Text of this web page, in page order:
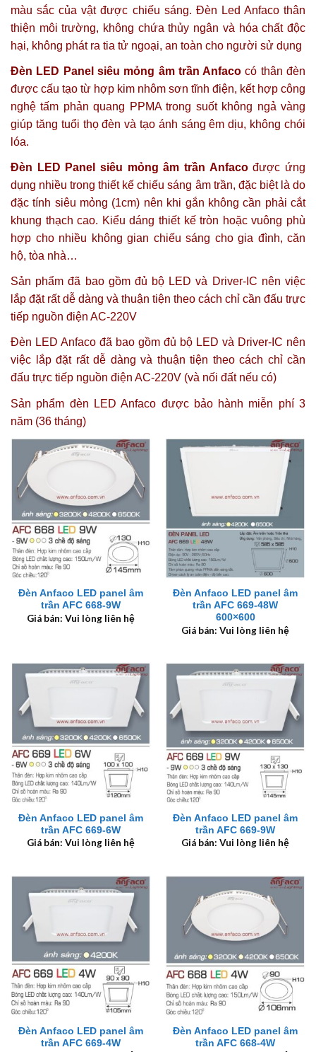
màu sắc của vật được chiếu sáng. Đèn Led Anfaco thân
thiện môi trường, không chứa thủy ngân và hóa chất độc
hại, không phát ra tia tử ngoại, an toàn cho người sử dụng
Đèn LED Panel siêu mỏng âm trần Anfaco có thân đèn
được cấu tạo từ hợp kim nhôm sơn tĩnh điện, kết hợp công
nghệ tấm phản quang PPMA trong suốt không ngả vàng
giúp tăng tuổi thọ đèn và tạo ánh sáng êm dịu, không chói
lóa.
Đèn LED Panel siêu mỏng âm trần Anfacođược ứng
dụng nhiều trong thiết kế chiếu sáng âm trần, đặc biệt là do
đặc tính siêu mỏng (1cm) nên khi gắn không cần phải cắt
khung thạch cao. Kiểu dáng thiết kế tròn hoặc vuông phù
hợp cho nhiều không gian chiếu sáng cho gia đình, căn
hộ, tòa nhà…
Sản phẩm đã bao gồm đủ bộ LED và Driver-IC nên việc
lắp đặt rất dễ dàng và thuận tiện theo cách chỉ cần đấu trực
tiếp nguồn điện AC-220V
Đèn LED Anfaco đã bao gồm đủ bộ LED và Driver-IC nên
việc lắp đặt rất dễ dàng và thuận tiện theo cách chỉ cần
đấu trực tiếp nguồn điện AC-220V (và nối đất nếu có)
Sản phẩm đèn LED Anfaco được bảo hành miễn phí 3
năm (36 tháng)
Đèn Anfaco LED panel âm
trần AFC 668-9W
Giá bán: Vui lòng liên hệ
Đèn Anfaco LED panel âm
trần AFC 669-48W
600×600
Giá bán: Vui lòng liên hệ
Đèn Anfaco LED panel âm
trần AFC 669-6W
Giá bán: Vui lòng liên hệ
Đèn Anfaco LED panel âm
trần AFC 669-9W
Giá bán: Vui lòng liên hệ
Đèn Anfaco LED panel âm
trần AFC 669-4W
Đèn Anfaco LED panel âm
trần AFC 668-4W